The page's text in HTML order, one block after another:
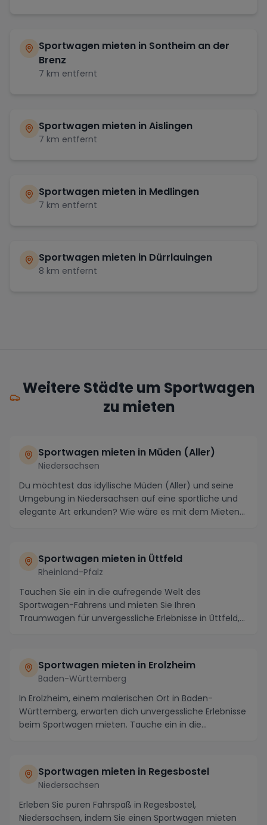
Sportwagen mieten in Sontheim an der
Brenz
7 km entfernt
Sportwagen mieten inAislingen
7 km entfernt
Sportwagen mieten in Medlingen
7 km entfernt
Sportwagen mieten in Dürrlauingen
8 km entfernt
Weitere Städte um Sportwagen
zu mieten
Sportwagen mieten in Müden (Aller)
Niedersachsen
Du möchtest das idyllische Müden (Aller) und seine
Umgebung in Niedersachsen auf eine sportliche und
elegante Art erkunden? Wie wäre es mit dem Mieten...
Sportwagen mieten in Üttfeld
Rheinland-Pfalz
Tauchen Sie ein in die aufregende Welt des
Sportwagen-Fahrens und mieten Sie Ihren
Traumwagen für unvergessliche Erlebnisse in Üttfeld,
Sportwagen mieten in Erolzheim
Baden-Württemberg
In Erolzheim, einem malerischen Ort in Baden-
Württemberg, erwarten dich unvergessliche Erlebnisse
beim Sportwagen mieten. Tauche ein in die
Sportwagen mieten in Regesbostel
Niedersachsen
Erleben Sie puren Fahrspaß in Regesbostel,
Niedersachsen, indem Sie einen Sportwagen mieten